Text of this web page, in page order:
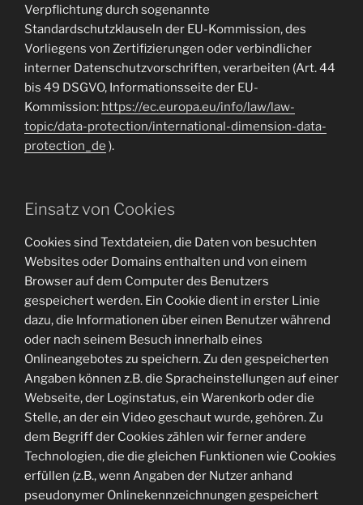
Verpflichtung durch sogenannte
Standardschutzklauseln der EU-Kommission, des
Vorliegens von Zertifizierungen oder verbindlicher
interner Datenschutzvorschriften, verarbeiten (Art. 44
bis 49 DSGVO, Informationsseite der EU-
Kommission: https://ec.europa.eu/info/law/law-
topic/data-protection/international-dimension-data-
protection_de ).
Einsatz von Cookies
Cookies sind Textdateien, die Daten von besuchten
Websites oder Domains enthalten und von einem
Browser auf dem Computer des Benutzers
gespeichert werden. Ein Cookie dient in erster Linie
dazu, die Informationen über einen Benutzer während
oder nach seinem Besuch innerhalb eines
Onlineangebotes zu speichern. Zu den gespeicherten
Angaben können z.B. die Spracheinstellungen auf einer
Webseite, der Loginstatus, ein Warenkorb oder die
Stelle, an der ein Video geschaut wurde, gehören. Zu
dem Begriff der Cookies zählen wir ferner andere
Technologien, die die gleichen Funktionen wie Cookies
erfüllen (z.B., wenn Angaben der Nutzer anhand
pseudonymer Onlinekennzeichnungen gespeichert